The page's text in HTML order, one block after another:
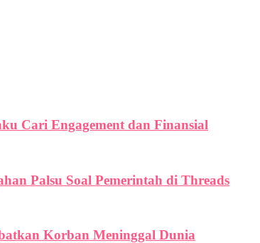
Cari Engagement dan Finansial
Palsu Soal Pemerintah di Threads
Korban Meninggal Dunia